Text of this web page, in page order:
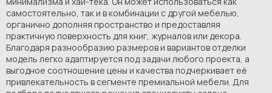
самостоятельно, так и в комбинации с другой мебелью,
органично дополняя пространство и предоставляя
практичную поверхность для книг, журналов или декора.
Благодаря разнообразию размеров и вариантов отделки
модель легко адаптируется под задачи любого проекта, а
выгодное соотношение цены и качества подчеркивает её
привлекательность в сегменте премиальной мебели. Для